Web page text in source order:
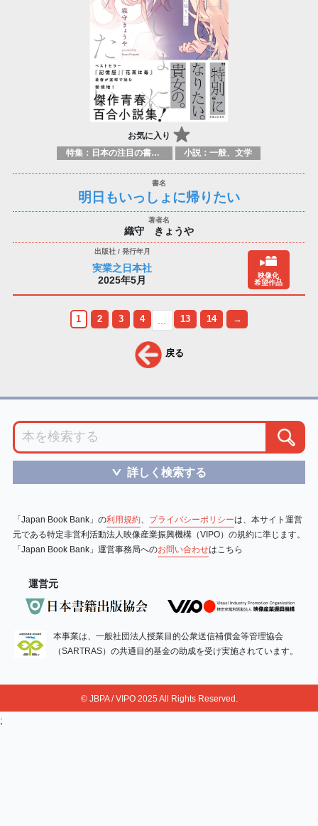
お気に入り
特集：日本の注目の書き手たち 小説：一般、文学
明日もいっしょに帰りたい
織守 きょうや
実業之日本社
2025年5月
映像化
希望作品
1 2 3 4 13 14 →
戻る
＞ 詳しく検索する
「Japan Book Bank」の利用規約、 プライバシーポリシーは、本サイト運営
元である特定非営利活動法人映像産業振興機構（VIPO）の規約に準じます。
「Japan Book Bank」運営事務局へのお問い合わせはこちら
運営元
本事業は、一般社団法人授業目的公衆送信補償金等管理協会
（SARTRAS）の共通目的基金の助成を受け実施されています。
© JBPA / VIPO 2025 All Rights Reserved.
;